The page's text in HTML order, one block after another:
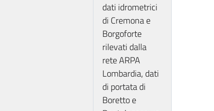
dati idrometrici
di Cremona e
Borgoforte
rilevati dalla
rete ARPA
Lombardia, dati
di portata di
Boretto e